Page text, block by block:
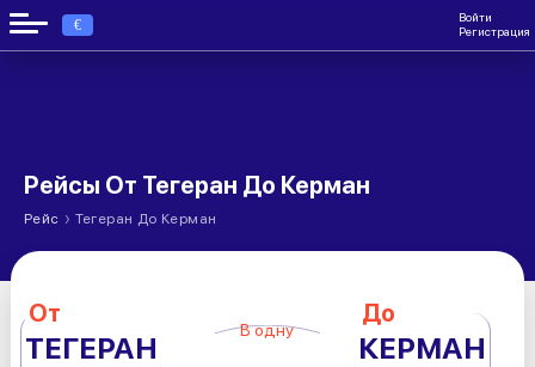
€
Войти
Регистрация
Рейсы От Тегеран До Керман
Рейс › Тегеран До Керман
От
ТЕГЕРАН В одну
До
КЕРМАН